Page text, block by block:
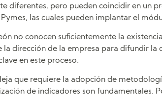
diferentes, pero pueden coincidir en un
las cuales pueden implantar el
no conocen suficientemente la
dirección de la empresa para difundir la
en este proceso.
que requiere la adopción de
de indicadores son fundamentales.